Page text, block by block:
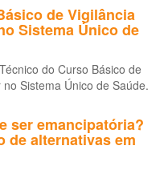
de Vigilância
Sistema Único de
do Curso Básico de
Sistema Único de Saúde.
ser emancipatória?
de alternativas em